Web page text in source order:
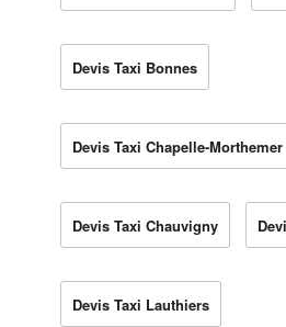
Devis Taxi Bonnes
Devis Taxi Chapelle-Morthemer
Devis Taxi Chauvigny
Devis Taxi Lauthiers